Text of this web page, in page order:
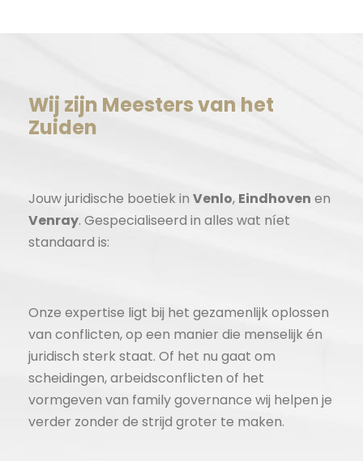
Wij zijn Meesters van het
Zuiden
Jouw juridische boetiek in Venlo, Eindhoven en
Venray. Gespecialiseerd in alles wat níet
standaard is:
Onze expertise ligt bij het gezamenlijk oplossen
van conflicten, op een manier die menselijk én
juridisch sterk staat. Of het nu gaat om
scheidingen, arbeidsconflicten of het
vormgeven van family governance wij helpen je
verder zonder de strijd groter te maken.